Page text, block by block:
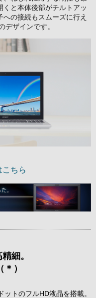
と本体後部がチルトアッ
の接続もスムーズに行え
デザインです。
ちら
細。
）
トのフルHD液晶を搭載。